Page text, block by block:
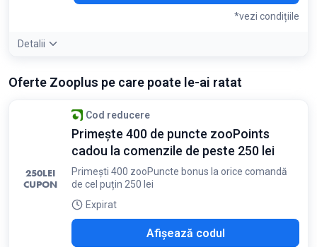
*vezi condițiile
Detalii
Reducerea se aplică la prima comandă după abonarea la
Oferte Zooplus pe care poate le-ai ratat
250LEI
CUPON
Cod reducere
Primește 400 de puncte zooPoints
cadou la comenzile de peste 250 lei
Primești 400 zooPuncte bonus la orice comandă
de cel puțin 250 lei
Expirat
Afișează codul